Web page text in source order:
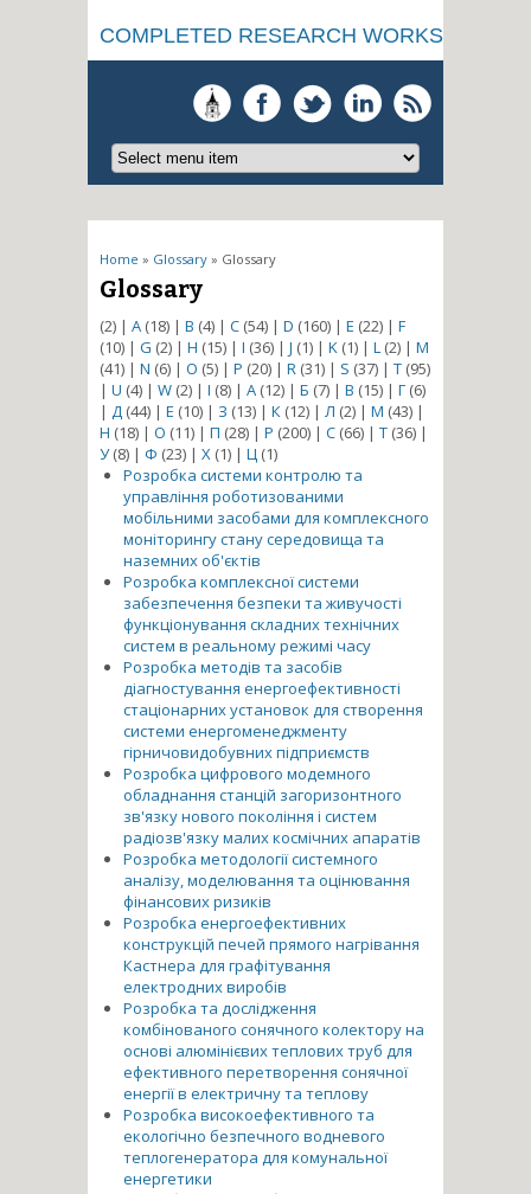
COMPLETED RESEARCH WORKS
You are here
Home » Glossary » Glossary
Glossary
(2) | A (18) | B (4) | C (54) | D (160) | E (22) | F
(10) | G (2) | H (15) | I (36) | J (1) | K (1) | L (2) | M
(41) | N (6) | O (5) | P (20) | R (31) | S (37) | T (95)
| U (4) | W (2) | І (8) | А (12) | Б (7) | В (15) | Г (6)
| Д (44) | Е (10) | З (13) | К (12) | Л (2) | М (43) |
Н (18) | О (11) | П (28) | Р (200) | С (66) | Т (36) |
У(8) | Ф (23) | Х (1) | Ц (1)
Розробка системи контролю та
управління роботизованими
мобільними засобами для комплексного
моніторингу стану середовища та
наземних об'єктів
Розробка комплексної системи
забезпечення безпеки та живучості
функціонування складних технічних
систем в реальному режимі часу
Розробка методів та засобів
діагностування енергоефективності
стаціонарних установок для створення
системи енергоменеджменту
гірничовидобувних підприємств
Розробка цифрового модемного
обладнання станцій загоризонтного
зв'язку нового покоління і систем
радіозв'язку малих космічних апаратів
Розробка методології системного
аналізу, моделювання та оцінювання
фінансових ризиків
Розробка енергоефективних
конструкцій печей прямого нагрівання
Кастнера для графітування
електродних виробів
Розробка та дослідження
комбінованого сонячного колектору на
основі алюмінієвих теплових труб для
ефективного перетворення сонячної
енергії в електричну та теплову
Розробка високоефективного та
екологічно безпечного водневого
теплогенератора для комунальної
енергетики